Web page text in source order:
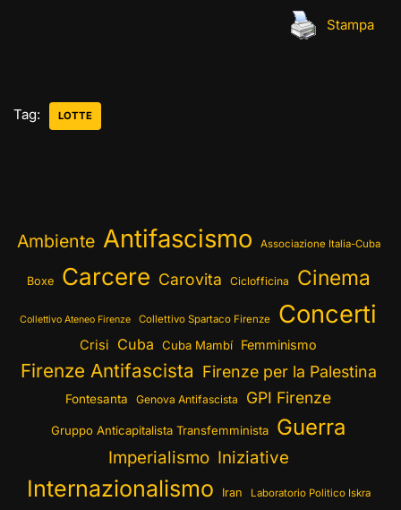
Stampa
Tag: LOTTE
Ambiente Antifascismo Associazione Italia-Cuba
Boxe Carcere Carovita Ciclofficina Cinema
Collettivo Ateneo Firenze Collettivo Spartaco Firenze Concerti
Crisi Cuba Cuba Mambí Femminismo
Firenze Antifascista Firenze per la Palestina
Fontesanta Genova Antifascista GPI Firenze
Gruppo Anticapitalista Transfemminista Guerra
Imperialismo Iniziative
Internazionalismo Iran Laboratorio Politico Iskra